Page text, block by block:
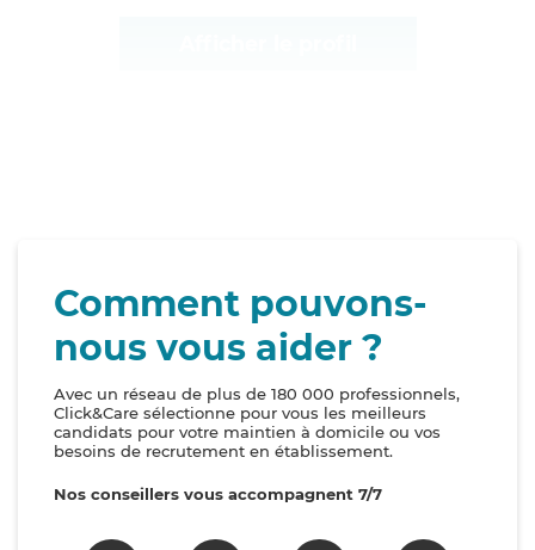
Comment pouvons-
nous vous aider ?
Avec un réseau de plus de 180 000 professionnels,
Click&Care sélectionne pour vous les meilleurs
candidats pour votre maintien à domicile ou vos
besoins de recrutement en établissement.
Nos conseillers vous accompagnent 7/7